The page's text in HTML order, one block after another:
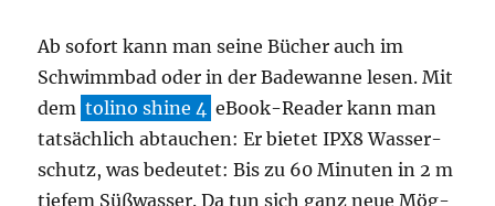
Ab sofort kann man sei­ne Bücher auch im
Schwimm­bad oder in der Bade­wan­ne lesen. Mit
dem toli­no shi­ne 4 eBook-Rea­der kann man
tat­säch­lich abtau­chen: Er bie­tet IPX8 Was­ser­
schutz, was bedeu­tet: Bis zu 60 Minu­ten in 2 m
tie­fem Süß­was­ser. Da tun sich ganz neue Mög­